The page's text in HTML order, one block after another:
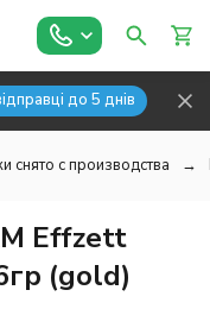
до 5 днів
снято с производства
Effzett
(gold)